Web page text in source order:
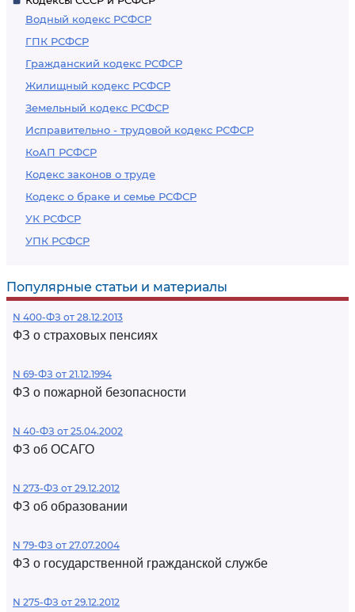
Водный кодекс РСФСР
ГПК РСФСР
Гражданский кодекс РСФСР
Жилищный кодекс РСФСР
Земельный кодекс РСФСР
Исправительно - трудовой кодекс РСФСР
КоАП РСФСР
Кодекс законов о труде
Кодекс о браке и семье РСФСР
УК РСФСР
УПК РСФСР
Популярные статьи и материалы
N 400-ФЗ от 28.12.2013
ФЗ о страховых пенсиях
N 69-ФЗ от 21.12.1994
ФЗ о пожарной безопасности
N 40-ФЗ от 25.04.2002
ФЗ об ОСАГО
N 273-ФЗ от 29.12.2012
ФЗ об образовании
N 79-ФЗ от 27.07.2004
ФЗ о государственной гражданской службе
N 275-ФЗ от 29.12.2012